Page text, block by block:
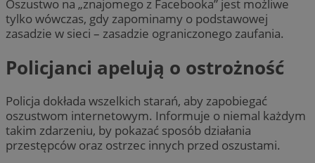
Oszustwo na „znajomego z Facebooka” jest możliwe
tylko wówczas, gdy zapominamy o podstawowej
zasadzie w sieci – zasadzie ograniczonego zaufania.
Policjanci apelują o ostrożność
Policja dokłada wszelkich starań, aby zapobiegać
oszustwom internetowym. Informuje o niemal każdym
takim zdarzeniu, by pokazać sposób działania
przestępców oraz ostrzec innych przed oszustami.